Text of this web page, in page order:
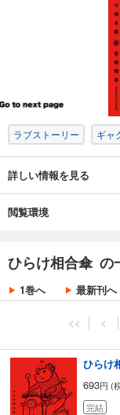
ラブストーリー ギャ
詳しい情報を見る
閲覧環境
ひらけ相合傘 の
1巻へ 最新刊へ
<< <
ひらけ
693円 (
完結